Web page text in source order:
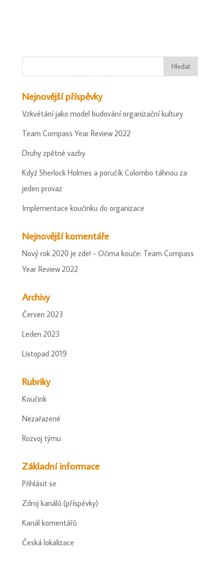
Nejnovější příspěvky
Vzkvétání jako model budování organizační kultury
Team Compass Year Review 2022
Druhy zpětné vazby
Když Sherlock Holmes a poručík Colombo táhnou za
jeden provaz
Implementace koučinku do organizace
Nejnovější komentáře
Nový rok 2020 je zde! - Očima kouče: Team Compass
Year Review 2022
Archivy
Červen 2023
Leden 2023
Listopad 2019
Rubriky
Koučink
Nezařazené
Rozvoj týmu
Základní informace
Přihlásit se
Zdroj kanálů (příspěvky)
Kanál komentářů
Česká lokalizace